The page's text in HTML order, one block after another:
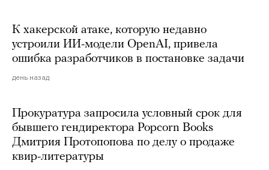
К хакерской атаке, которую недавно
устроили ИИ-модели OpenAI, привела
ошибка разработчиков в постановке задачи
день назад
Прокуратура запросила условный срок для
бывшего гендиректора Popcorn Books
Дмитрия Протопопова по делу о продаже
квир-литературы